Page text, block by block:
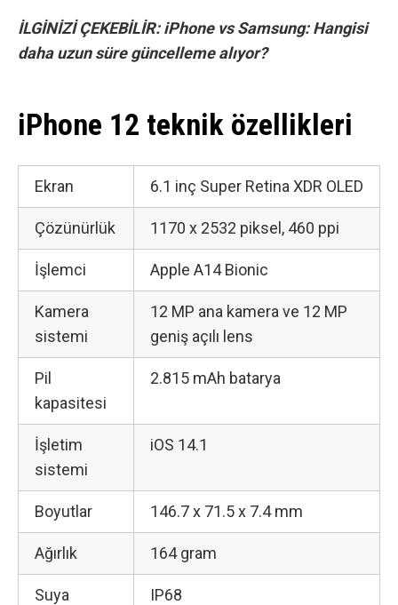
İLGİNİZİ ÇEKEBİLİR:iPhone vs Samsung: Hangisi
daha uzun süre güncelleme alıyor?
iPhone 12 teknik özellikleri
Ekran 6.1 inç Super Retina XDR OLED
Çözünürlük 1170 x 2532 piksel, 460 ppi
İşlemci Apple A14 Bionic
Kamera
sistemi
12 MP ana kamera ve 12 MP
geniş açılı lens
Pil
kapasitesi
2.815 mAh batarya
İşletim
sistemi
iOS 14.1
Boyutlar 146.7 x 71.5 x 7.4 mm
Ağırlık 164 gram
Suya
IP68